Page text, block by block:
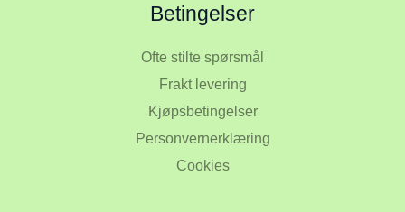
Betingelser
Ofte stilte spørsmål
Frakt levering
Kjøpsbetingelser
Personvernerklæring
Cookies